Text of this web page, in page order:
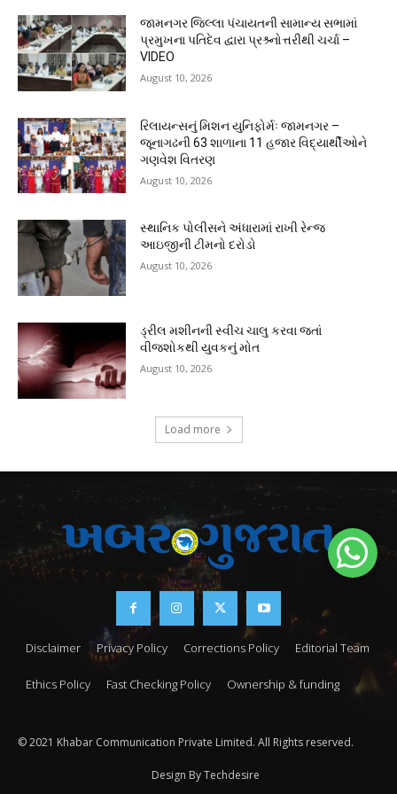
જામનગર જિલ્લા પંચાયતની સામાન્ય સભામાં
પ્રમુખના પતિદેવ દ્વારા પ્રશ્ર્નોત્તરીથી ચર્ચા –
VIDEO
August 10, 2026
રિલાયન્સનું મિશન યુનિફોર્મઃ જામનગર –
જૂનાગઢની 63 શાળાના 11 હજાર વિદ્યાર્થીઓને
ગણવેશ વિતરણ
August 10, 2026
સ્થાનિક પોલીસને અંધારામાં રાખી રેન્જ
આઇજીની ટીમનો દરોડો
August 10, 2026
ડ્રીલ મશીનની સ્વીચ ચાલુ કરવા જતાં
વીજશોકથી યુવકનું મોત
August 10, 2026
Load more
Disclaimer Privacy Policy Corrections Policy Editorial Team
Ethics Policy Fast Checking Policy Ownership & funding
© 2021 Khabar Communication Private Limited. All Rights reserved.
Design By Techdesire